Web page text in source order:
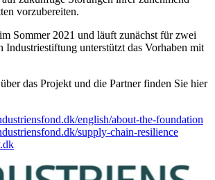
vorzubereiten.
Sommer 2021 und läuft zunächst für zwei
Industriestiftung unterstützt das Vorhaben mit
das Projekt und die Partner finden Sie hier
english/about-the-foundation
supply-chain-resilience